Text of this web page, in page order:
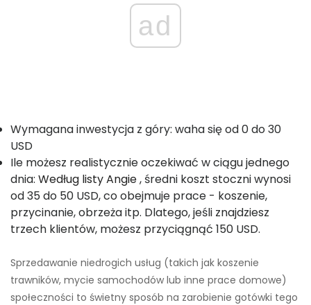
ad
Wymagana inwestycja z góry: waha się od 0 do 30
USD
Ile możesz realistycznie oczekiwać w ciągu jednego
dnia: Według listy Angie, średni koszt stoczni wynosi
od 35 do 50 USD, co obejmuje prace - koszenie,
przycinanie, obrzeża itp. Dlatego, jeśli znajdziesz
trzech klientów, możesz przyciągnąć 150 USD.
Sprzedawanie niedrogich usług (takich jak koszenie
trawników, mycie samochodów lub inne prace domowe)
społeczności to świetny sposób na zarobienie gotówki tego